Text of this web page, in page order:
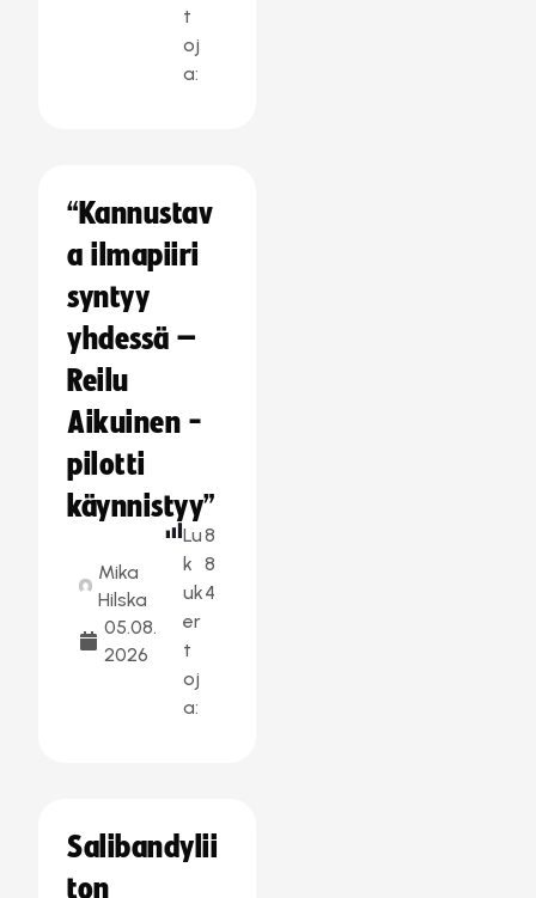
t
oj
a:
“Kannustav
a ilmapiiri
syntyy
yhdessä –
Reilu
Aikuinen -
pilotti
käynnistyy”
Mika
Hilska
05.08.
2026
Lu
k
uk
er
t
oj
a:
8
8
4
Salibandylii
ton